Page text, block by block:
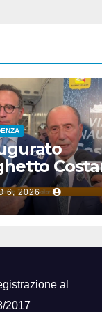
presi”
6, 2026
al
2017